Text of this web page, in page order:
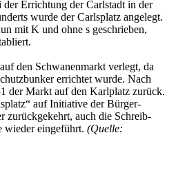
Errichtung der Carl­stadt in der
wurde der Carls­platz angelegt.
mit K und ohne s geschrieben,
den Schwanen­markt verlegt, da
errichtet wurde. Nach
der Markt auf den Karl­platz zurück.
auf Initiative der Bürger­
zurück­gekehrt, auch die Schreib­
wieder eingeführt. (Quelle: